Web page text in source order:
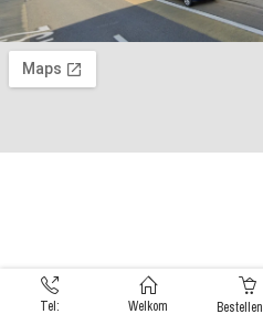
Tel: Welkom Bestellen